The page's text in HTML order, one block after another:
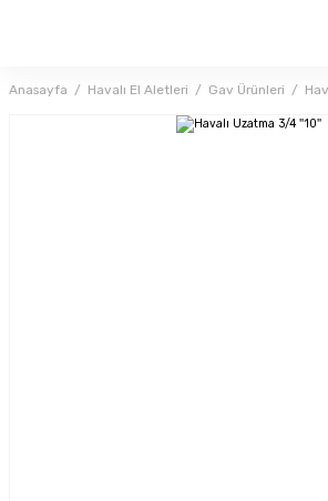
Anasayfa Havalı El Aletleri Gav Ürünleri